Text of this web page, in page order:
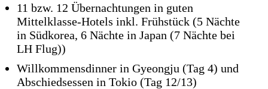
11 bzw. 12 Übernachtungen in guten
Mittelklasse-Hotels inkl. Frühstück (5 Nächte
in Südkorea, 6 Nächte in Japan (7 Nächte bei
LH Flug))
Willkommensdinner in Gyeongju (Tag 4) und
Abschiedsessen in Tokio (Tag 12/13)